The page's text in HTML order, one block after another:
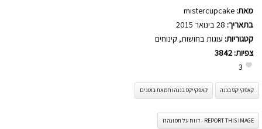
מאת: mistercupcake
בתאריך:
קטגוריות: עוגות בחושות, קינוחים
צפיות: 3842
3
קאפקייקס בננה קאפקייקס בננה וחמאת בוטנים
REPORT THIS IMAGE - דווח על תמונה זו